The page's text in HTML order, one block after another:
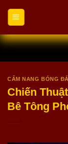
đến
dung
CẨM NANG BÓNG ĐÁ
Chiến
Bê Tông